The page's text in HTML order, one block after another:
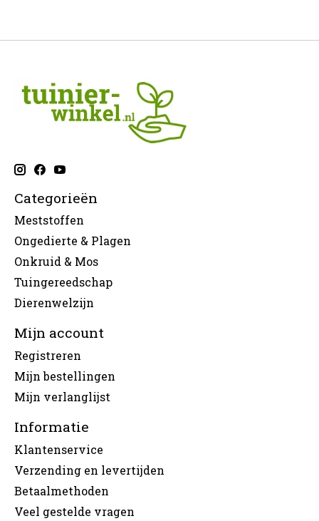
Categorieën
Meststoffen
Ongedierte & Plagen
Onkruid & Mos
Tuingereedschap
Dierenwelzijn
Mijn account
Registreren
Mijn bestellingen
Mijn verlanglijst
Informatie
Klantenservice
Verzending en levertijden
Betaalmethoden
Veel gestelde vragen